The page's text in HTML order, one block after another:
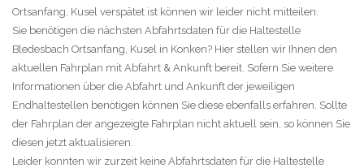
Ortsanfang, Kusel verspätet ist können wir leider nicht mitteilen.
Sie benötigen die nächsten Abfahrtsdaten für die Haltestelle
Bledesbach Ortsanfang, Kusel in Konken? Hier stellen wir Ihnen den
aktuellen Fahrplan mit Abfahrt & Ankunft bereit. Sofern Sie weitere
Informationen über die Abfahrt und Ankunft der jeweiligen
Endhaltestellen benötigen können Sie diese ebenfalls erfahren. Sollte
der Fahrplan der angezeigte Fahrplan nicht aktuell sein, so können Sie
diesen jetzt aktualisieren.
Leider konnten wir zurzeit keine Abfahrtsdaten für die Haltestelle